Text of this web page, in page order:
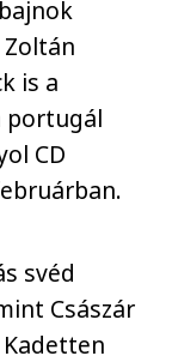
is a
portugál
CD
svéd
Császár